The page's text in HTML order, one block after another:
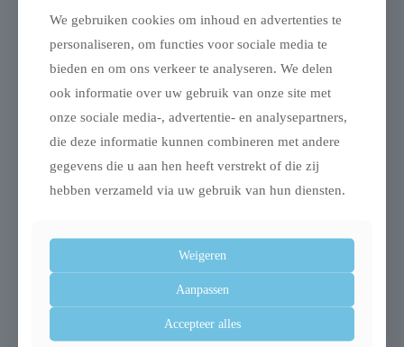
Gerelateerde producten
Flexi lichtsysteem
voor honden led usb
trekspeeltje tpr lime
€25,98
We gebruiken cookies om inhoud en advertenties te
personaliseren, om functies voor sociale media te
bieden en om ons verkeer te analyseren. We delen
ook informatie over uw gebruik van onze site met
onze sociale media-, advertentie- en analysepartners,
die deze informatie kunnen combineren met andere
gegevens die u aan hen heeft verstrekt of die zij
hebben verzameld via uw gebruik van hun diensten.
Weigeren
Aanpassen
Accepteer alles